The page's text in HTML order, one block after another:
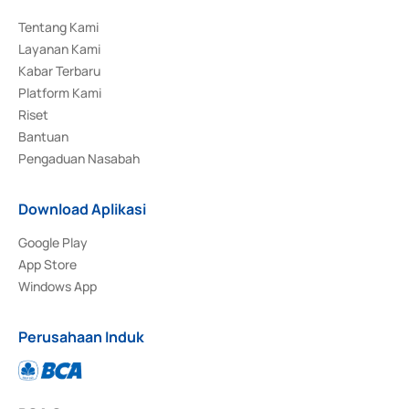
Tentang Kami
Layanan Kami
Kabar Terbaru
Platform Kami
Riset
Bantuan
Pengaduan Nasabah
Download Aplikasi
Google Play
App Store
Windows App
Perusahaan Induk